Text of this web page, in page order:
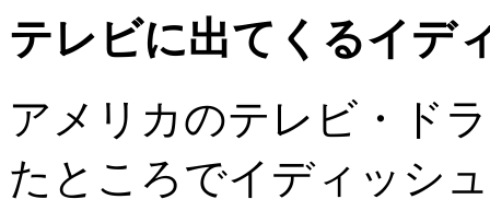
テレビに出てくるイデ
アメリカのテレビ・ド
たところでイディッシ